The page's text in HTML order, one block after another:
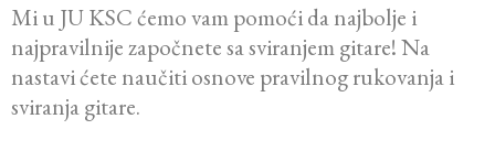
Mi u JU KSC ćemo vam pomoći da najbolje i
najpravilnije započnete sa sviranjem gitare! Na
nastavi ćete naučiti osnove pravilnog rukovanja i
sviranja gitare.